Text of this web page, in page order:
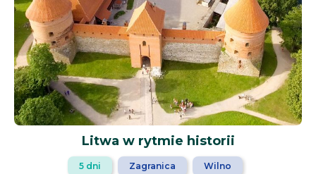
Litwa w rytmie historii
5 dni Zagranica Wilno